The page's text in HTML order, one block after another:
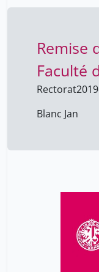
Remise
Faculté
Rectorat
Blanc Jan